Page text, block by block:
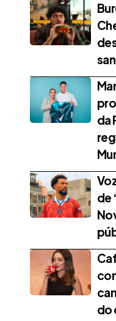
da
de
do